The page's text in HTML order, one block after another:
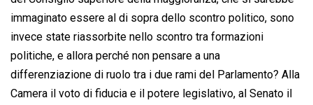
immaginato essere al di sopra dello scontro politico, sono
invece state riassorbite nello scontro tra formazioni
politiche, e allora perché non pensare a una
differenziazione di ruolo tra i due rami del Parlamento? Alla
Camera il voto di fiducia e il potere legislativo, al Senato il